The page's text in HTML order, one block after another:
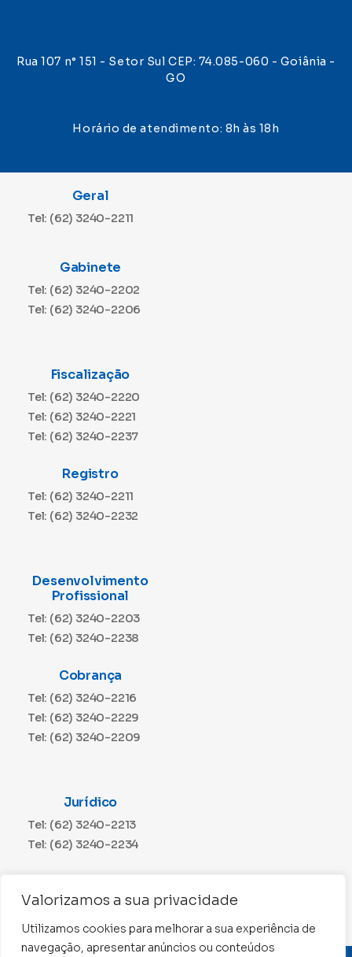
Valorizamos a sua privacidade
Utilizamos cookies para melhorar a sua experiência de
navegação, apresentar anúncios ou conteúdos
Rua 107 n° 151 - Setor Sul CEP: 74.085-060 - Goiânia -
GO
Horário de atendimento: 8h às 18h
Geral
Tel: (62) 3240-2211
Gabinete
Tel: (62) 3240-2202
Tel: (62) 3240-2206
Fiscalização
Tel: (62) 3240-2220
Tel: (62) 3240-2221
Tel: (62) 3240-2237
Registro
Tel: (62) 3240-2211
Tel: (62) 3240-2232
Desenvolvimento
Profissional
Tel: (62) 3240-2203
Tel: (62) 3240-2238
Cobrança
Tel: (62) 3240-2216
Tel: (62) 3240-2229
Tel: (62) 3240-2209
Jurídico
Tel: (62) 3240-2213
Tel: (62) 3240-2234
Tel: (62) 3240-2230